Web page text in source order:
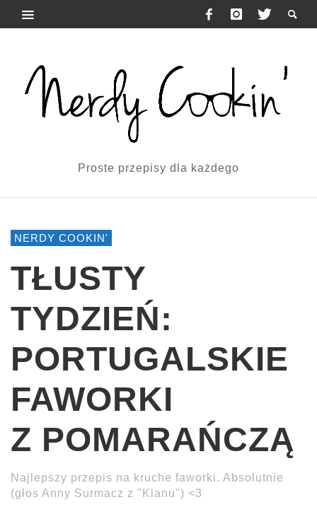
Proste przepisy dla każdego
NERDY COOKIN'
TŁUSTY
TYDZIEŃ:
PORTUGALSKIE
FAWORKI
Z POMARAŃCZĄ
Najlepszy przepis na kruche faworki. Absolutnie
(głos Anny Surmacz z "Klanu") <3